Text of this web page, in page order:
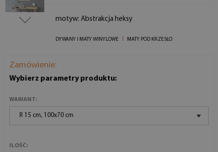
motyw: Abstrakcja heksy
DYWANY I MATY WINYLOWE MATY POD KRZESŁO
Zamówienie:
Wybierz parametry produktu:
WARIANT:
R 15 cm, 100x70 cm
ILOŚĆ: